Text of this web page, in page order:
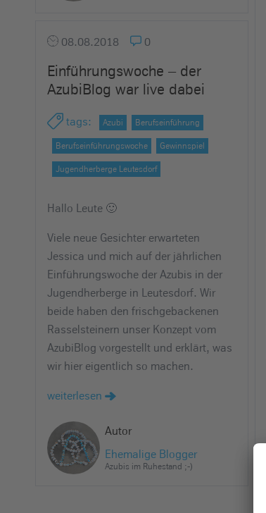
08.08.2018 0
Einführungswoche – der
AzubiBlog war live dabei
tags: Azubi Berufseinführung
Berufseinführungswoche Gewinnspiel
Jugendherberge Leutesdorf
Hallo Leute 🙂
Viele neue Gesichter erwarteten
Jessica und mich auf der jährlichen
Einführungswoche der Azubis in der
Jugendherberge in Leutesdorf. Wir
beide haben den frischgebackenen
Rasselsteinern unser Konzept vom
AzubiBlog vorgestellt und erklärt, was
wir hier eigentlich so machen.
weiterlesen
Autor
Ehemalige Blogger
Azubis im Ruhestand ;-)